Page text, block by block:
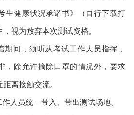
生健康状况承诺书》（自行下载打
视为放弃本次测试资格。
期间，须听从考试工作人员指挥，
，除允许摘除口罩的情况外，要求
离接触交流。
人员统一带入、带出测试场地。